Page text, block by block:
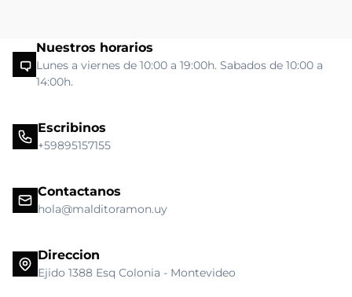
Nuestros horarios
Lunes a viernes de 10:00 a 19:00h. Sabados de 10:00 a
14:00h.
Escribinos
+59895157155
Contactanos
hola@malditoramon.uy
Direccion
Ejido 1388 Esq Colonia - Montevideo